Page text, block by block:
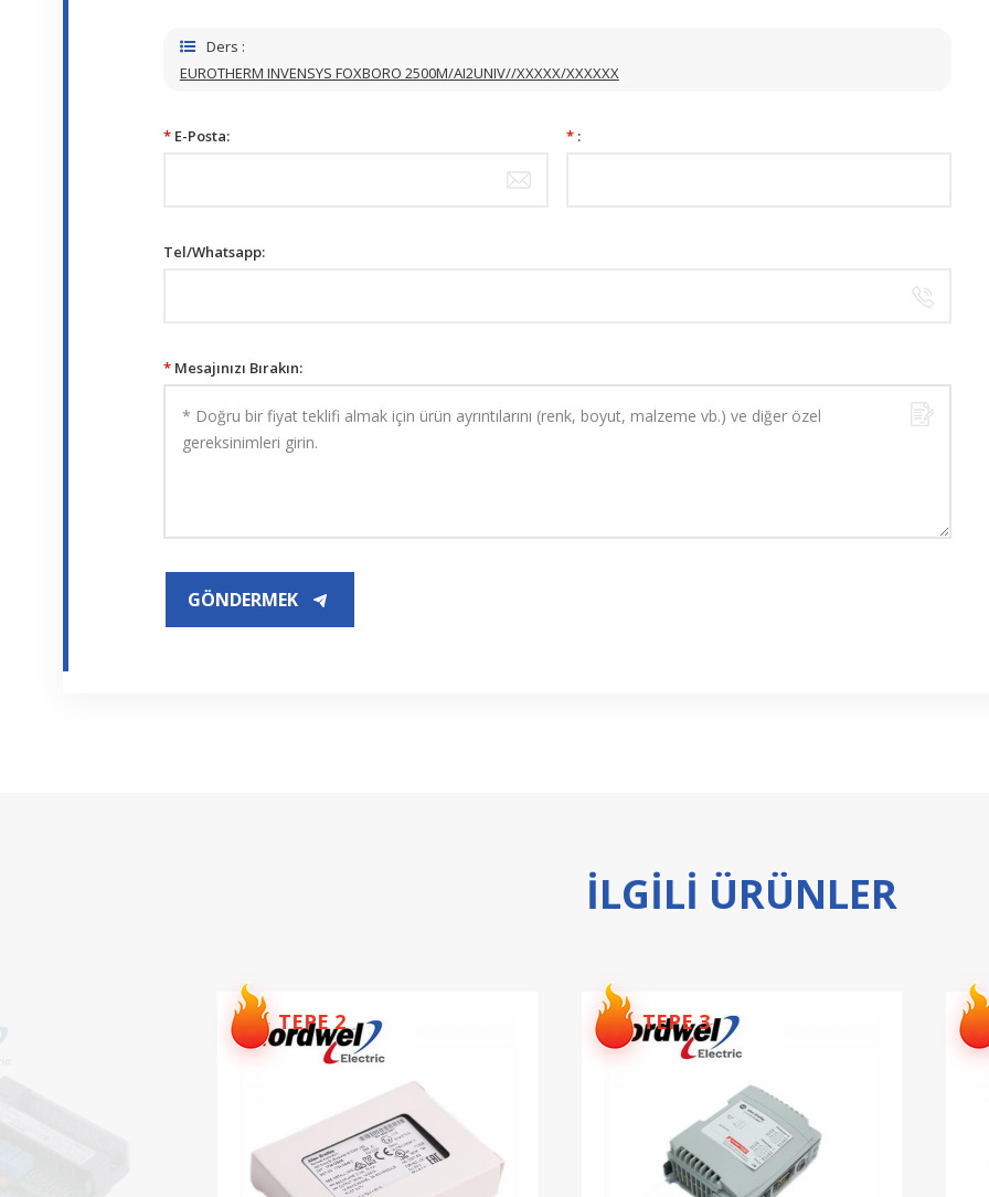
Ders :
EUROTHERM INVENSYS FOXBORO 2500M/AI2UNIV//XXXXX/XXXXXX
*E-Posta: *:
Tel/Whatsapp:
*Mesajınızı Bırakın:
GÖNDERMEK
ILGILI ÜRÜNLER
TEPE 3 TEPE 4